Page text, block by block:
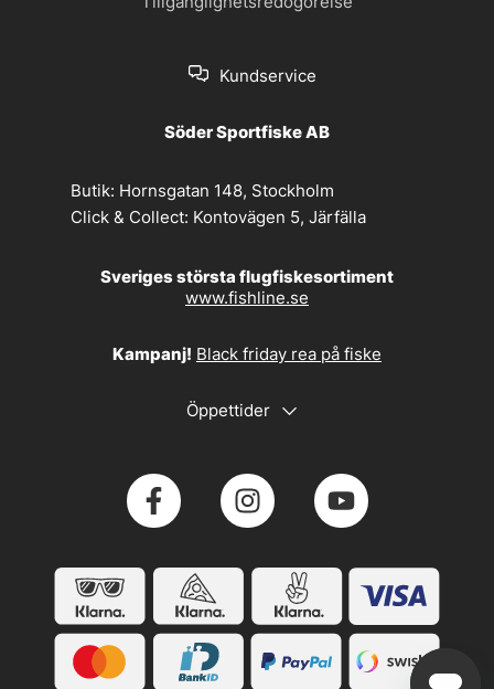
Kundservice
Söder Sportfiske AB
Butik: Hornsgatan 148, Stockholm
Click & Collect: Kontovägen 5, Järfälla
Sveriges största flugfiskesortiment
www.fishline.se
Kampanj! Black friday rea på fiske
Öppettider